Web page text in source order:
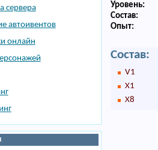
сервера
автоивентов
онлайн
Уровень:
Состав:
Опыт:
Состав:
V1
X1
X8